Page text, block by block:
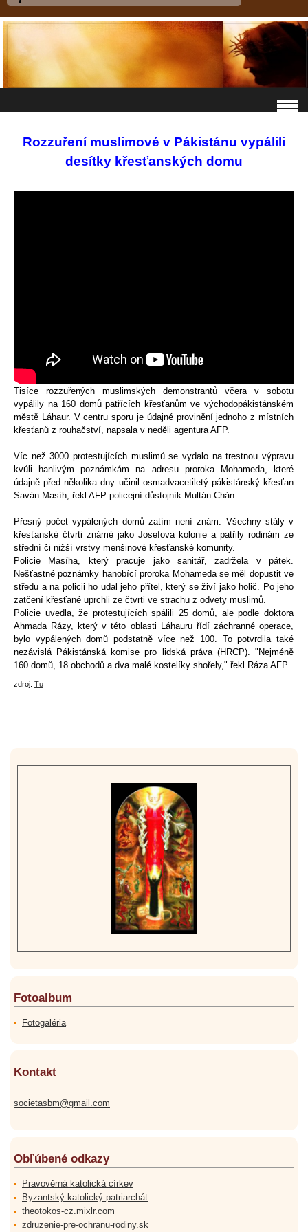
Rozzuření muslimové v Pákistánu vypálili
desítky křesťanských domu
Tisíce rozzuřených muslimských demonstrantů včera v sobotu
vypálily na 160 domů patřících křesťanům ve východopákistánském
městě Láhaur. V centru sporu je údajné provinění jednoho z místních
křesťanů z rouhačství, napsala v neděli agenturaAFP.
Víc než 3000 protestujících muslimů se vydalo na trestnou výpravu
kvůli hanlivým poznámkám na adresu proroka Mohameda, které
údajně před několika dny učinil osmadvacetiletý pákistánský křesťan
Saván Masíh, řekl AFP policejní důstojník Multán Chán.
Přesný počet vypálených domů zatím není znám. Všechny stály v
křesťanské čtvrti známé jako Josefova kolonie a patřily rodinám ze
střední či nižší vrstvy menšinové křesťanské komunity.
Policie Masíha, který pracuje jako sanitář, zadržela v pátek.
Nešťastné poznámky hanobící proroka Mohameda se měl dopustit ve
středu a na policii ho udal jeho přítel, který se živí jako holič. Po jeho
zatčení křesťané uprchli ze čtvrti ve strachu z odvety muslimů.
Policie uvedla, že protestujících spálili 25 domů, ale podle doktora
Ahmada Rázy, který v této oblasti Láhauru řídí záchranné operace,
bylo vypálených domů podstatně více než 100. To potvrdila také
nezávislá Pákistánská komise pro lidská práva (HRCP). "Nejméně
160 domů, 18 obchodů a dva malé kostelíky shořely," řekl Ráza AFP.
zdroj: Tu
Fotoalbum
Fotogaléria
Kontakt
societasbm@gmail.com
Obľúbené odkazy
Pravověrná katolická církev
Byzantský katolický patriarchát
theotokos-cz.mixlr.com
zdruzenie-pre-ochranu-rodiny.sk